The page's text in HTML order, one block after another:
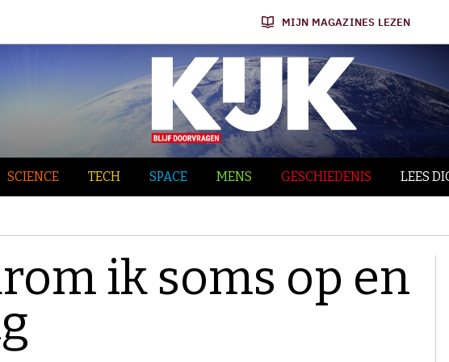
MIJN MAGAZINES LEZEN
SCIENCE TECH SPACE MENS GESCHIEDENIS LEES
ik soms op en